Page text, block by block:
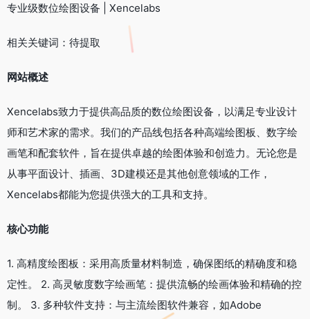
专业级数位绘图设备 | Xencelabs
相关关键词：待提取
网站概述
Xencelabs致力于提供高品质的数位绘图设备，以满足专业设计
师和艺术家的需求。我们的产品线包括各种高端绘图板、数字绘
画笔和配套软件，旨在提供卓越的绘图体验和创造力。无论您是
从事平面设计、插画、3D建模还是其他创意领域的工作，
Xencelabs都能为您提供强大的工具和支持。
核心功能
1. 高精度绘图板：采用高质量材料制造，确保图纸的精确度和稳
定性。 2. 高灵敏度数字绘画笔：提供流畅的绘画体验和精确的控
制。 3. 多种软件支持：与主流绘图软件兼容，如Adobe